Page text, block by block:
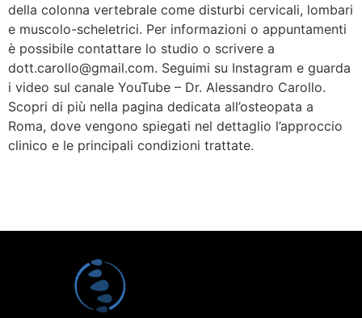
della colonna vertebrale come disturbi cervicali, lombari
e muscolo-scheletrici. Per informazioni o appuntamenti
è possibile contattare lo studio o scrivere a
dott.carollo@gmail.com. Seguimi su Instagram e guarda
i video sul canale YouTube – Dr. Alessandro Carollo.
Scopri di più nella pagina dedicata all’osteopata a
Roma, dove vengono spiegati nel dettaglio l’approccio
clinico e le principali condizioni trattate.